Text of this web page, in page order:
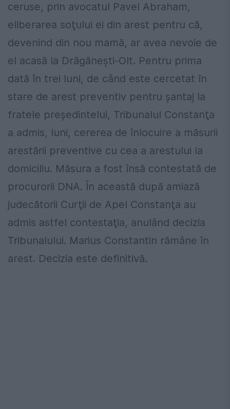
ceruse, prin avocatul Pavel Abraham,
eliberarea soţului ei din arest pentru că,
devenind din nou mamă, ar avea nevoie de
el acasă la Drăgăneşti-Olt. Pentru prima
dată în trei luni, de când este cercetat în
stare de arest preventiv pentru şantaj la
fratele preşedintelui, Tribunalul Constanţa
a admis, luni, cererea de înlocuire a măsurii
arestării preventive cu cea a arestului la
domiciliu. Măsura a fost însă contestată de
procurorii DNA. În această după amiază
judecătorii Curţii de Apel Constanţa au
admis astfel contestaţia, anulând decizia
Tribunalului. Marius Constantin rămâne în
arest. Decizia este definitivă.